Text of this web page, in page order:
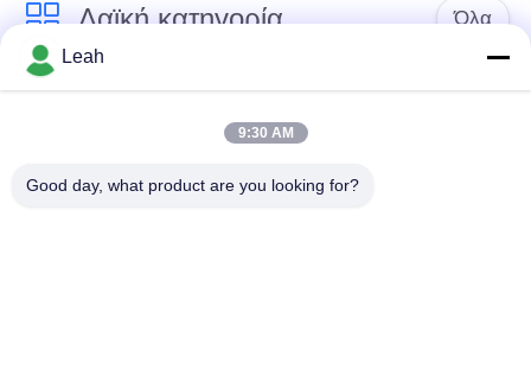
Λαϊκή κατηγορία Όλα
Φορεμένες
Κάμερες σώματος
αστυνομίας
4G φορεμένη σώμα
Κάμερα κρανών
Leah
9:30 AM
Good day, what product are you looking for?